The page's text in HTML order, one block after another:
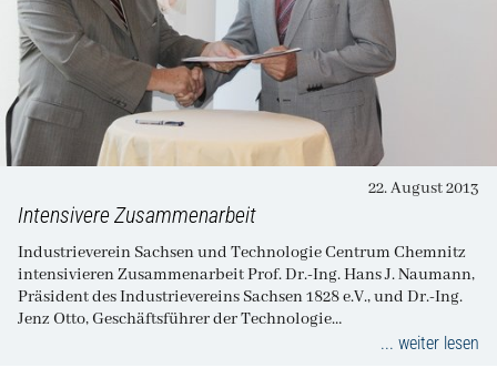
22. August 2013
Intensivere Zusammenarbeit
Industrieverein Sachsen und Technologie Centrum Chemnitz
intensivieren Zusammenarbeit Prof. Dr.-Ing. Hans J. Naumann,
Präsident des Industrievereins Sachsen 1828 e.V., und Dr.-Ing.
Jenz Otto, Geschäftsführer der Technologie…
... weiter lesen